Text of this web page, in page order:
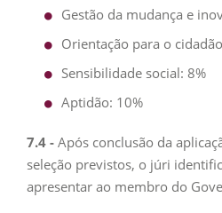
Gestão da mudança e
Orientação para o
Sensibilidade social: 8%
Aptidão: 10%
7.4 - Após conclusão da
seleção previstos, o júri
apresentar ao membro do